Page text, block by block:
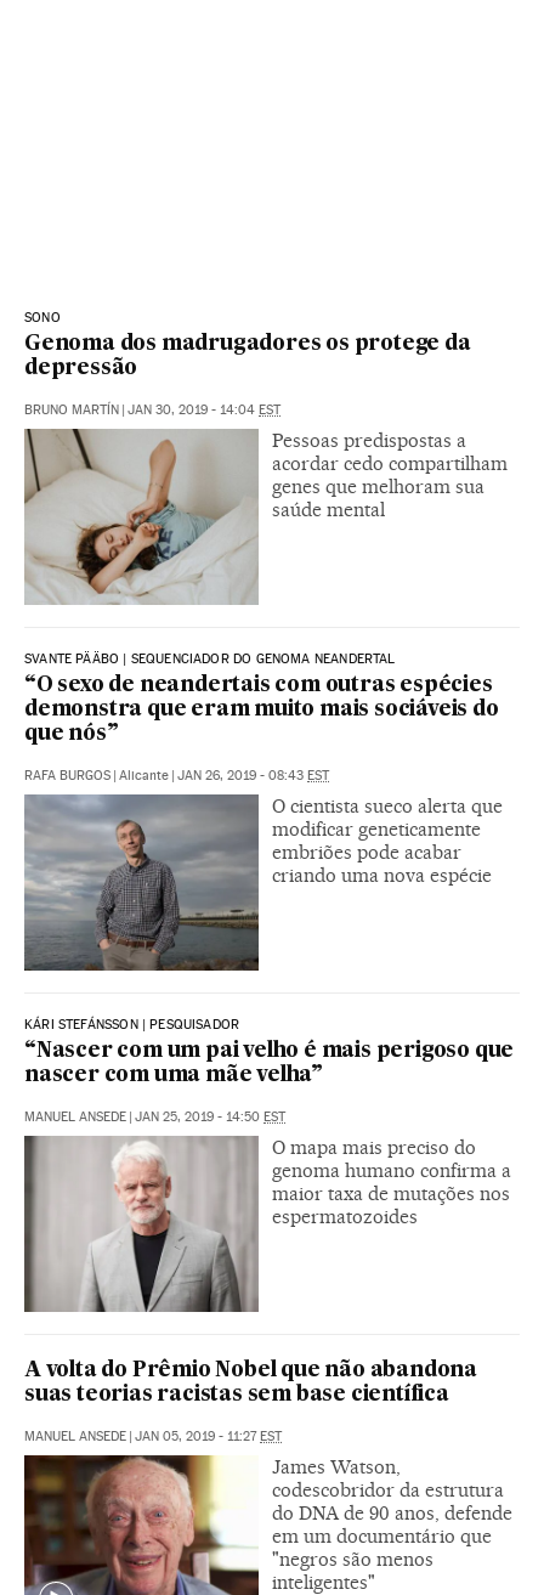
SONO
Genoma dos madrugadores os protege da
depressão
BRUNO MARTÍN | JAN 30, 2019 - 14:04 EST
Pessoas predispostas a
acordar cedo compartilham
genes que melhoram sua
saúde mental
SVANTE PÄÄBO | SEQUENCIADOR DO GENOMA NEANDERTAL
“O sexo de neandertais com outras espécies
demonstra que eram muito mais sociáveis do
que nós”
RAFA BURGOS | Alicante | JAN 26, 2019 - 08:43 EST
O cientista sueco alerta que
modificar geneticamente
embriões pode acabar
criando uma nova espécie
KÁRI STEFÁNSSON | PESQUISADOR
“Nascer com um pai velho é mais perigoso que
nascer com uma mãe velha”
MANUEL ANSEDE | JAN 25, 2019 - 14:50 EST
O mapa mais preciso do
genoma humano confirma a
maior taxa de mutações nos
espermatozoides
A volta do Prêmio Nobel que não abandona
suas teorias racistas sem base científica
MANUEL ANSEDE | JAN 05, 2019 - 11:27EST
James Watson,
codescobridor da estrutura
do DNA de 90 anos, defende
em um documentário que
"negros são menos
inteligentes"